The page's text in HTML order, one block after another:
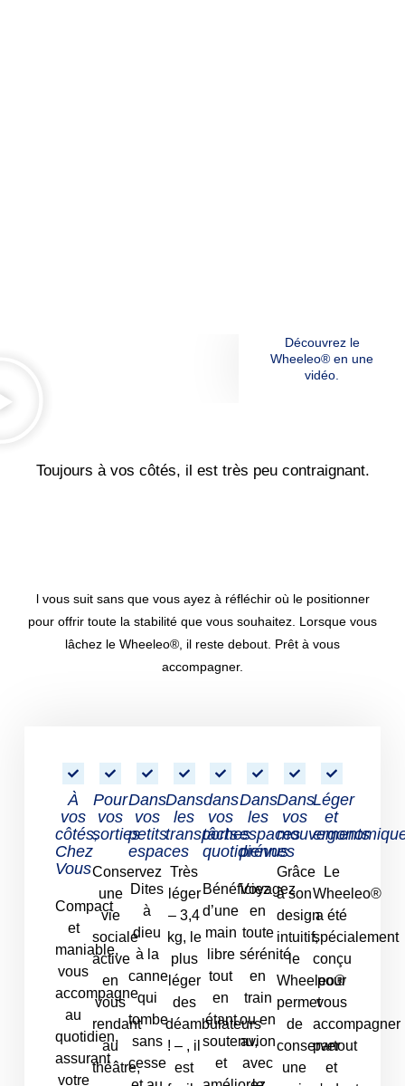
Découvrez le
Wheeleo® en une
vidéo.
Toujours à vos côtés, il est très peu contraignant.
l vous suit sans que vous ayez à réfléchir où le positionner
pour offrir toute la stabilité que vous souhaitez. Lorsque vous
lâchez le Wheeleo®, il reste debout. Prêt à vous
accompagner.
À
vos
côtés,
Chez
Vous
Compact
et
maniable,
vous
accompagne
au
quotidien,
assurant
votre
Pour
vos
sorties
Conservez
une
vie
sociale
active
en
vous
rendant
au
théâtre,
Dans
vos
petits
espaces
Dites
à
dieu
à la
canne
qui
tombe
sans
cesse
Dans
les
transports
Très
léger
– 3,4
kg, le
plus
léger
des
déambulateurs
! – , il
est
dans
vos
tâches
quotidiennes
Bénéficiez
d’une
main
libre
tout
en
étant
soutenu,
et
Dans
les
espaces
prévus
Voyagez
en
toute
sérénité
en
train
ou en
avion
avec
Dans
vos
mouvements
Grâce
à son
design
intuitif,
le
Wheeleo®
permet
de
conserver
une
Léger
et
Le
Wheeleo®
a été
spécialement
conçu
pour
vous
accompagner
partout
et